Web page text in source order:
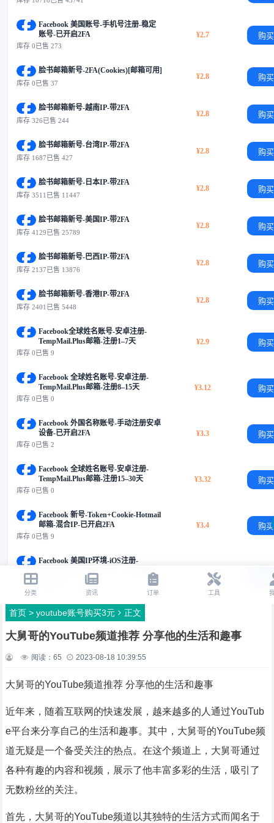
首页> youtube账号购买3元 正文
大舅哥的YouTube频道推荐 分享他的生活和趣事
阅读： 65 2023-08-18 10:39:55
大舅哥的YouTube频道推荐 分享他的生活和趣事
近年来，随着互联网的快速发展，越来越多的人通过YouTub
e平台来分享自己的生活和趣事。其中，大舅哥的YouTube频
道无疑是一个备受关注的热点。在这个频道上，大舅哥通过
各种有趣的内容和视频，展示了他丰富多彩的生活，吸引了
无数粉丝的关注。
首先，大舅哥的YouTube频道以其独特的生活方式而闻名于